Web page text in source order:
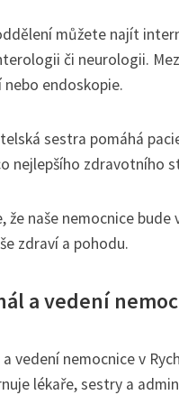
můžete najít
či neurologii.
nebo endoskopie.
sestra pomáhá
nejlepšího zdravotního
že naše nemocnice
zdraví a pohodu.
a vedení
a vedení nemocnice v
lékaře, sestry a